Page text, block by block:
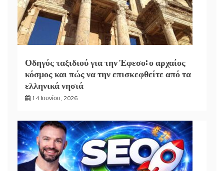
Οδηγός ταξιδιού για την Έφεσο: ο αρχαίος
κόσμος και πώς να την επισκεφθείτε από τα
ελληνικά νησιά
14 Ιουνίου, 2026